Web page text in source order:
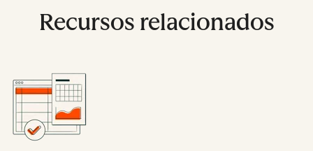
Recursos relacionados